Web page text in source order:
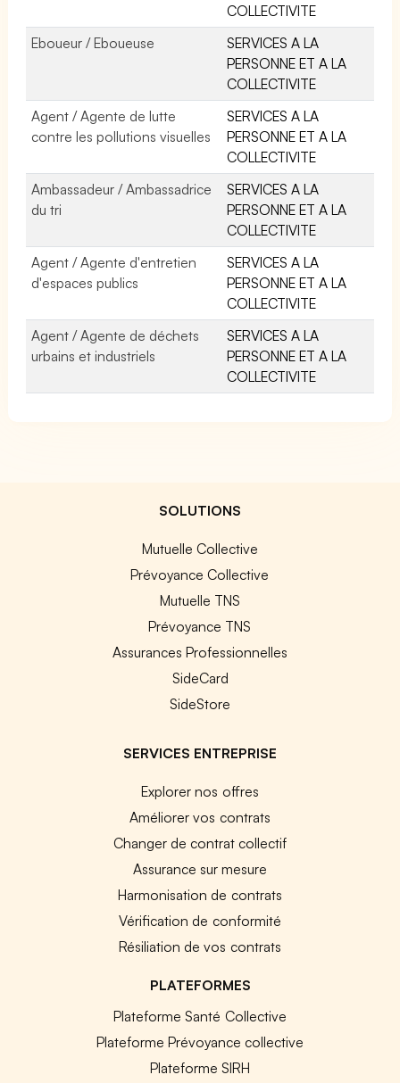
COLLECTIVITE
Eboueur / Eboueuse
SERVICES A LA
PERSONNE ET A LA
COLLECTIVITE
Agent / Agente de lutte
contre les pollutions visuelles
SERVICES A LA
PERSONNE ET A LA
COLLECTIVITE
Ambassadeur / Ambassadrice
du tri
SERVICES A LA
PERSONNE ET A LA
COLLECTIVITE
Agent / Agente d'entretien
d'espaces publics
SERVICES A LA
PERSONNE ET A LA
COLLECTIVITE
Agent / Agente de déchets
urbains et industriels
SERVICES A LA
PERSONNE ET A LA
COLLECTIVITE
SOLUTIONS
Mutuelle Collective
Prévoyance Collective
Mutuelle TNS
Prévoyance TNS
Assurances Professionnelles
SideCard
SideStore
SERVICES ENTREPRISE
Explorer nos offres
Améliorer vos contrats
Changer de contrat collectif
Assurance sur mesure
Harmonisation de contrats
Vérification de conformité
Résiliation de vos contrats
PLATEFORMES
Plateforme Santé Collective
Plateforme Prévoyance collective
Plateforme SIRH